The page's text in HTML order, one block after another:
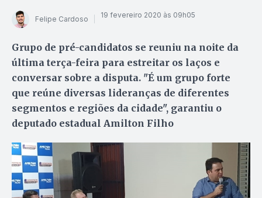
Felipe Cardoso 19 fevereiro 2020 às 09h05
Grupo de pré-candidatos se reuniu na noite da
última terça-feira para estreitar os laços e
conversar sobre a disputa. "É um grupo forte
que reúne diversas lideranças de diferentes
segmentos e regiões da cidade", garantiu o
deputado estadual Amilton Filho